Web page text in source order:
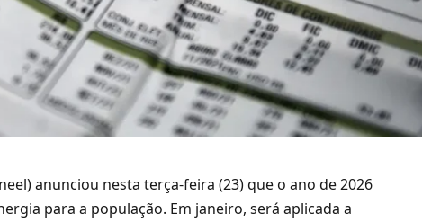
anunciou nesta terça-feira (23) que o ano de 2026
para a população. Em janeiro, será aplicada a